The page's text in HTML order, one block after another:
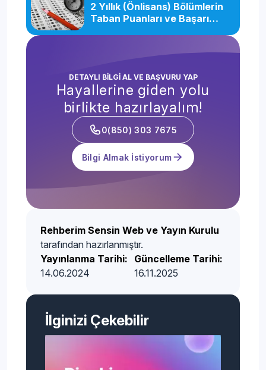
2 Yıllık (Önlisans) Bölümlerin
Taban Puanları ve Başarı
DETAYLI BİLGİ AL VE BAŞVURU YAP
Hayallerine giden yolu
birlikte hazırlayalım!
0(850) 303 7675
Bilgi Almak İstiyorum
Rehberim Sensin Web ve Yayın Kurulu
tarafından hazırlanmıştır.
Yayınlanma Tarihi:
14.06.2024
Güncelleme Tarihi:
16.11.2025
İlginizi Çekebilir